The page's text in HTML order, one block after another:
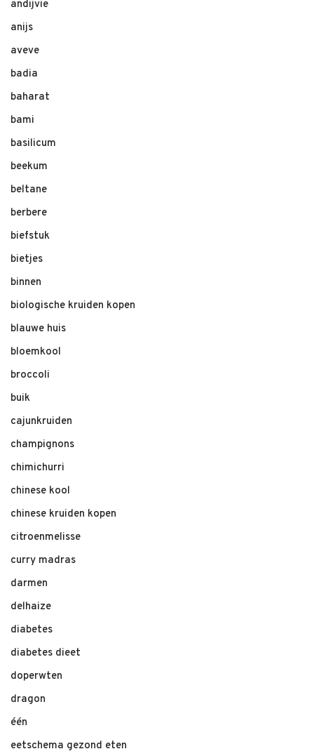
andijvie
anijs
aveve
badia
baharat
bami
basilicum
beekum
beltane
berbere
biefstuk
bietjes
binnen
biologische kruiden kopen
blauwe huis
bloemkool
broccoli
buik
cajunkruiden
champignons
chimichurri
chinese kool
chinese kruiden kopen
citroenmelisse
curry madras
darmen
delhaize
diabetes
diabetes dieet
doperwten
dragon
één
eetschema gezond eten